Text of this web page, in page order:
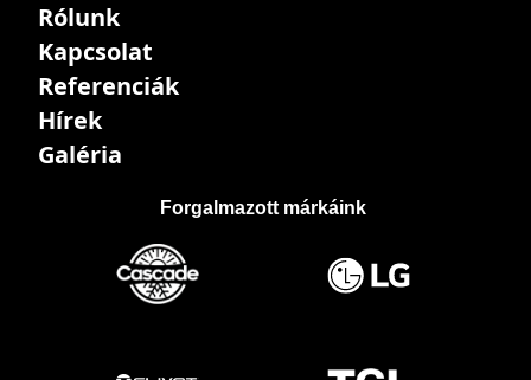
Rólunk
Kapcsolat
Referenciák
Hírek
Galéria
Forgalmazott márkáink